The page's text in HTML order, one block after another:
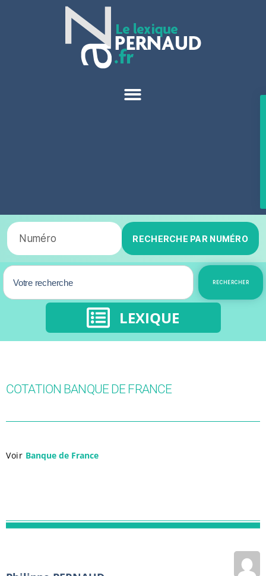
RECHERCHE PAR NUMÉRO
RECHERCHER
LEXIQUE
COTATION BANQUE DE FRANCE
Voir Banque de France